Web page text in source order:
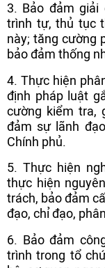
3. Bảo đảm giải
trình tự, thủ tục
này; tăng cường
bảo đảm thống
4. Thực hiện
định pháp luật
cường kiểm tra,
đảm sự lãnh
Chính phủ.
5. Thực hiện
thực hiện
trách, bảo đảm
đạo, chỉ đạo,
6. Bảo đảm
trình trong tổ